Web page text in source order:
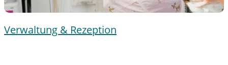
Verwaltung & Rezeption